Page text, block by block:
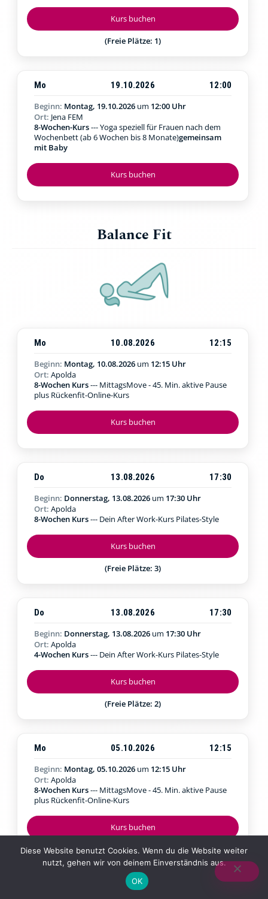
Kurs buchen
(Freie Plätze: 1)
Kurs buchen
Mo 19.10.2026
12:00
Beginn: Montag, 19.10.2026 um 12:00 Uhr
Ort: Jena FEM
8-Wochen-Kurs--- Yoga speziell für Frauen nach dem
Wochenbett (ab 6 Wochen bis 8 Monate)gemeinsam
mit Baby
Balance Fit
Kurs buchen
Mo 10.08.2026
12:15
Beginn: Montag, 10.08.2026 um 12:15 Uhr
Ort: Apolda
8-Wochen Kurs--- MittagsMove - 45. Min. aktive Pause
plus Rückenfit-Online-Kurs
Kurs buchen
(Freie Plätze: 3)
Do 13.08.2026
17:30
Beginn: Donnerstag, 13.08.2026 um 17:30 Uhr
Ort: Apolda
8-Wochen Kurs--- Dein After Work-Kurs Pilates-Style
Kurs buchen
(Freie Plätze: 2)
Do 13.08.2026
17:30
Beginn: Donnerstag, 13.08.2026 um 17:30 Uhr
Ort: Apolda
4-Wochen Kurs--- Dein After Work-Kurs Pilates-Style
Kurs buchen
Mo 05.10.2026
12:15
Beginn: Montag, 05.10.2026 um 12:15 Uhr
Ort: Apolda
8-Wochen Kurs--- MittagsMove - 45. Min. aktive Pause
plus Rückenfit-Online-Kurs
Kanga Trail
Diese Website benutzt Cookies. Wenn du die Website weiter
nutzt, gehen wir von deinem Einverständnis aus.
OK